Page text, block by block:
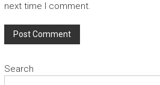
next time I comment.
Search